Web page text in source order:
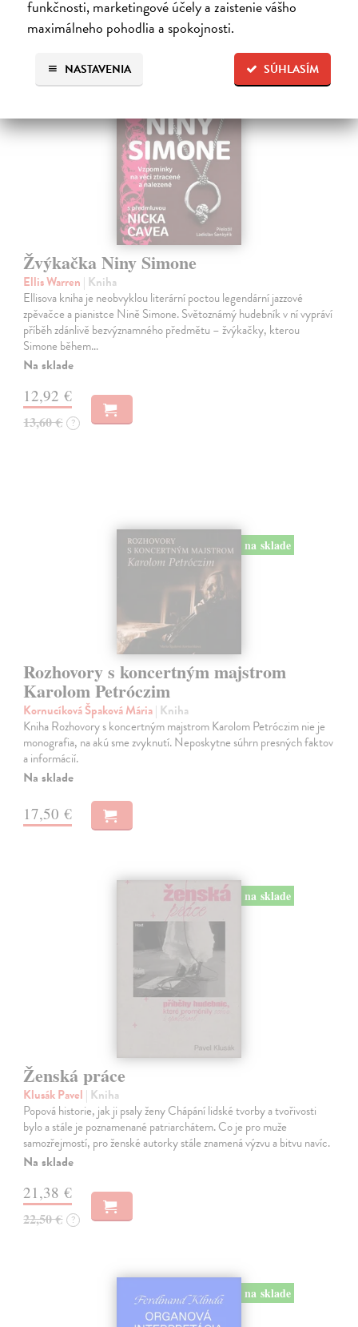
funkčnosti, marketingové účely a zaistenie vášho
maximálneho pohodlia a spokojnosti.
SÚHLASÍM
NASTAVENIA
hudobná veda
na sklade
Žvýkačka Niny Simone
Ellis Warren | Kniha
Ellisova kniha je neobvyklou literární poctou legendární jazzové
zpěvačce a pianistce Nině Simone. Světoznámý hudebník v ní vypráví
příběh zdánlivě bezvýznamného předmětu – žvýkačky, kterou
Simone během…
Na sklade
12,92 €
13,60 € ?
na sklade
Rozhovory s koncertným majstrom
Karolom Petróczim
Kornucíková Špaková Mária| Kniha
Kniha Rozhovory s koncertným majstrom Karolom Petróczim nie je
monografia, na akú sme zvyknutí. Neposkytne súhrn presných faktov
a informácií.
Na sklade
17,50 €
na sklade
Ženská práce
Klusák Pavel | Kniha
Popová historie, jak ji psaly ženy Chápání lidské tvorby a tvořivosti
bylo a stále je poznamenané patriarchátem. Co je pro muže
samozřejmostí, pro ženské autorky stále znamená výzvu a bitvu navíc.
Na sklade
21,38 €
22,50 € ?
na sklade